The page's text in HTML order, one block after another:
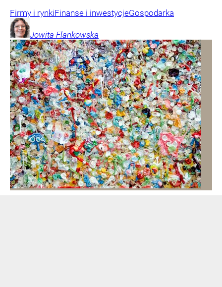
Firmy i rynkiFinanse i inwestycjeGospodarka
Jowita Flankowska